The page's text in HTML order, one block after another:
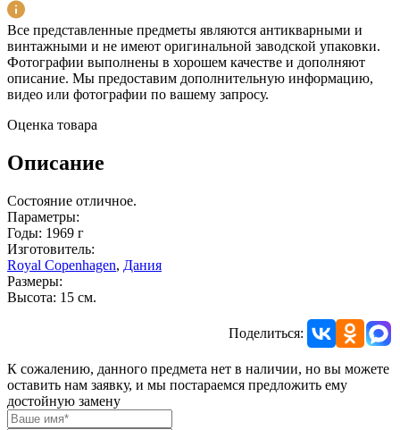
Все представленные предметы являются антикварными и
винтажными и не имеют оригинальной заводской упаковки.
Фотографии выполнены в хорошем качестве и дополняют
описание. Мы предоставим дополнительную информацию,
видео или фотографии по вашему запросу.
Оценка товара
Описание
Состояние отличное.
Параметры:
Годы: 1969 г
Изготовитель:
Royal Copenhagen, Дания
Размеры:
Высота: 15 см.
Поделиться:
К сожалению, данного предмета нет в наличии, но вы можете
оставить нам заявку, и мы постараемся предложить ему
достойную замену